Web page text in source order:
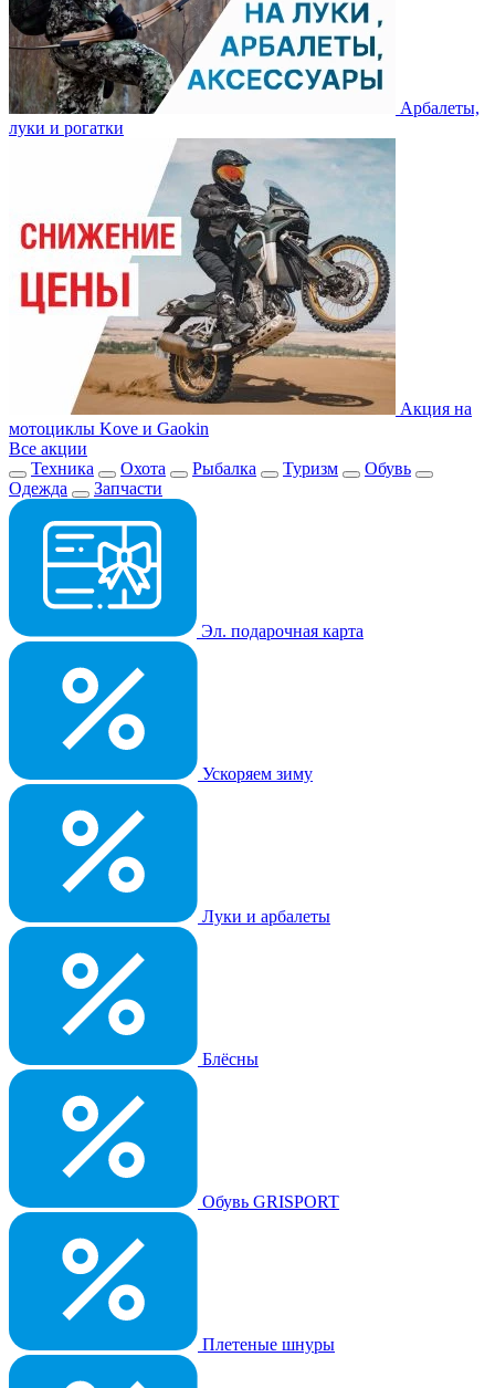
Арбалеты,
луки и рогатки
Акция на
мотоциклы Kove и Gaokin
Все акции
Техника
Охота Рыбалка Туризм
Обувь
Одежда
Запчасти
Эл. подарочная карта
Ускоряем зиму
Луки и арбалеты
Блёсны
Обувь GRISPORT
Плетеные шнуры